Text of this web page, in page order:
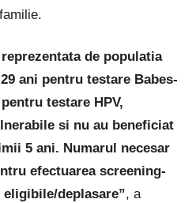
de populatia
ani pentru testare Babes-
testare HPV,
si nu au beneficiat
5 ani. Numarul necesar
efectuarea screening-
deplasare”, a